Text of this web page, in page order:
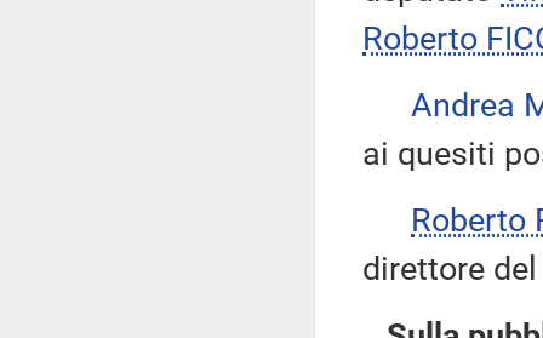
Roberto
Andrea
ai quesiti
Roberto
direttore